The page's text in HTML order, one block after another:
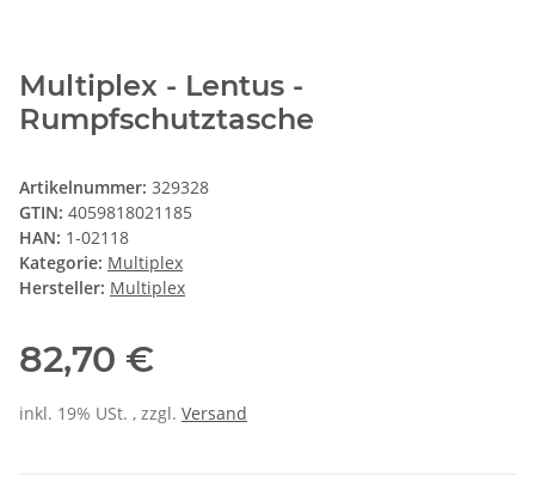
Multiplex - Lentus -
Rumpfschutztasche
Artikelnummer: 329328
GTIN: 4059818021185
HAN: 1-02118
Kategorie: Multiplex
Hersteller: Multiplex
82,70 €
inkl. 19% USt. , zzgl. Versand